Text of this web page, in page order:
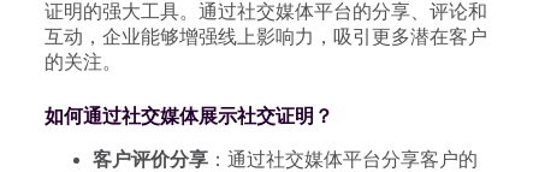
证明的强大工具。通过社交媒体平台的分享、评论和
互动，企业能够增强线上影响力，吸引更多潜在客户
的关注。
如何通过社交媒体展示社交证明？
客户评价分享：通过社交媒体平台分享客户的